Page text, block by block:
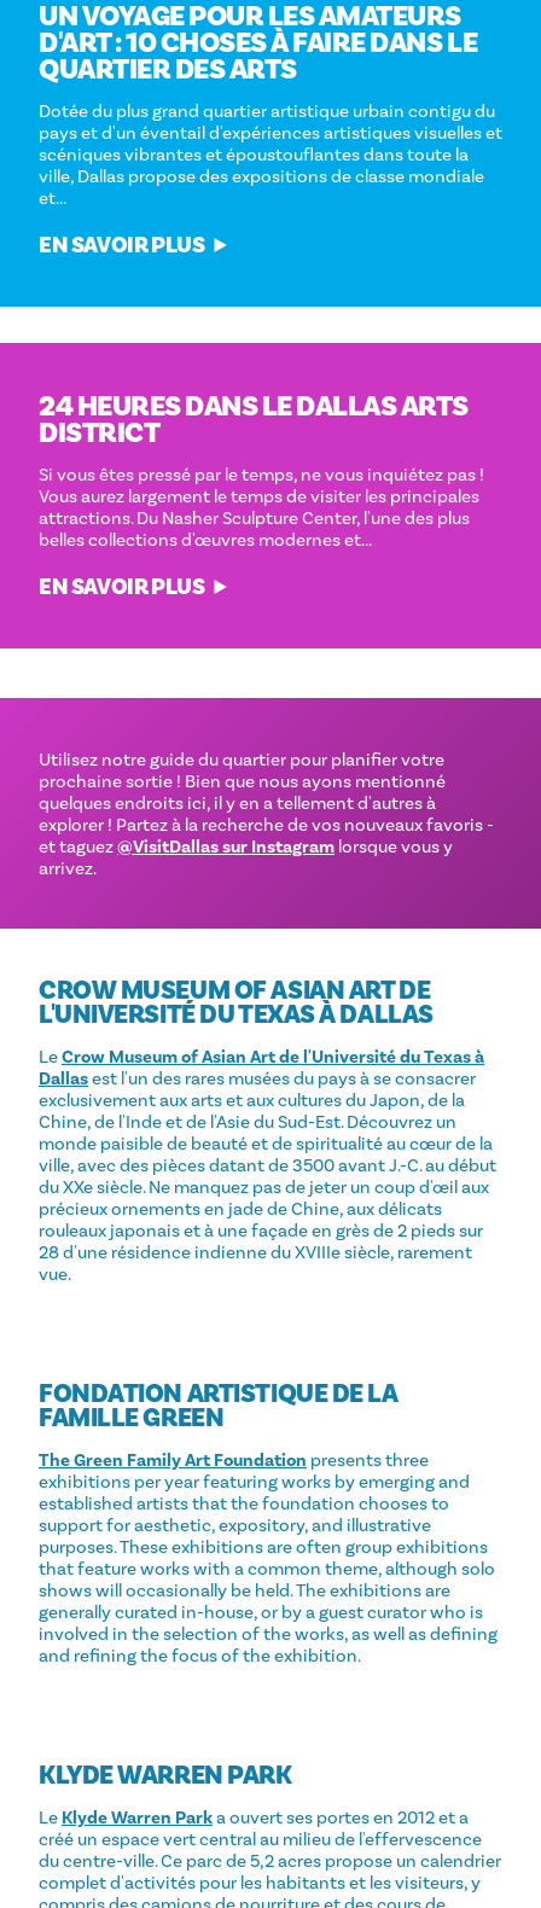
UN VOYAGE POUR LES AMATEURS
D'ART : 10 CHOSES À FAIRE DANS LE
QUARTIER DES ARTS
Dotée du plus grand quartier artistique urbain contigu du
pays et d'un éventail d'expériences artistiques visuelles et
scéniques vibrantes et époustouflantes dans toute la
ville, Dallas propose des expositions de classe mondiale
et...
EN SAVOIR PLUS
24 HEURES DANS LE DALLAS ARTS
DISTRICT
Si vous êtes pressé par le temps, ne vous inquiétez pas !
Vous aurez largement le temps de visiter les principales
attractions. Du Nasher Sculpture Center, l'une des plus
belles collections d'œuvres modernes et...
EN SAVOIR PLUS
Utilisez notre guide du quartier pour planifier votre
prochaine sortie ! Bien que nous ayons mentionné
quelques endroits ici, il y en a tellement d'autres à
explorer ! Partez à la recherche de vos nouveaux favoris -
et taguez@VisitDallas sur Instagram lorsque vous y
arrivez.
CROW MUSEUM OF ASIAN ART DE
L'UNIVERSITÉ DU TEXAS À DALLAS
LeCrow Museum of Asian Art de l'Université du Texas à
Dallasest l'un des rares musées du pays à se consacrer
exclusivement aux arts et aux cultures du Japon, de la
Chine, de l'Inde et de l'Asie du Sud-Est. Découvrez un
monde paisible de beauté et de spiritualité au cœur de la
ville, avec des pièces datant de 3500 avant J.-C. au début
du XXe siècle. Ne manquez pas de jeter un coup d'œil aux
précieux ornements en jade de Chine, aux délicats
rouleaux japonais et à une façade en grès de 2 pieds sur
28 d'une résidence indienne du XVIIIe siècle, rarement
vue.
FONDATION ARTISTIQUE DE LA
FAMILLE GREEN
The Green Family Art Foundation presents three
exhibitions per year featuring works by emerging and
established artists that the foundation chooses to
support for aesthetic, expository, and illustrative
purposes. These exhibitions are often group exhibitions
that feature works with a common theme, although solo
shows will occasionally be held. The exhibitions are
generally curated in-house, or by a guest curator who is
involved in the selection of the works, as well as defining
and refining the focus of the exhibition.
KLYDE WARREN PARK
Le Klyde Warren Parka ouvert ses portes en 2012 et a
créé un espace vert central au milieu de l'effervescence
du centre-ville. Ce parc de 5,2 acres propose un calendrier
complet d'activités pour les habitants et les visiteurs, y